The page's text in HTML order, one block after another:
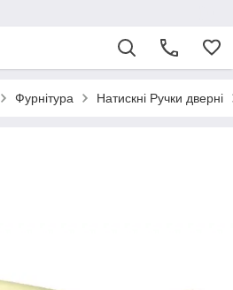
Фурнітура Натискні Ручки дверні